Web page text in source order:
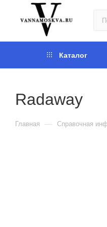
Каталог
Radaway
Главная — Справочная